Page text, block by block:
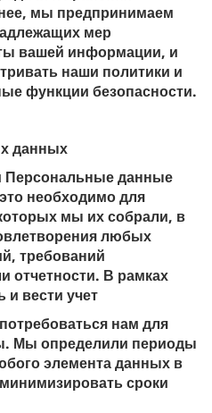
мы предпринимаем
мер
вашей информации, и
наши политики и
функции безопасности.
данных
данные
необходимо для
мы их собрали, в
любых
требований
отчетности. В рамках
вести учет
нам для
Мы определили периоды
элемента данных в
сроки